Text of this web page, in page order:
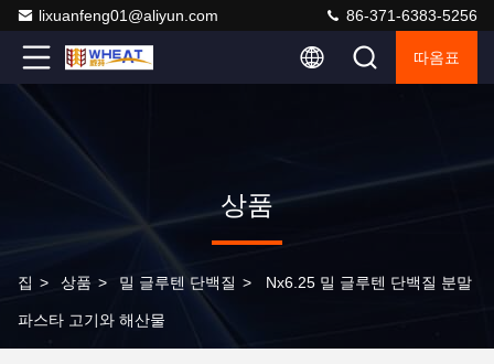
lixuanfeng01@aliyun.com 86-371-6383-5256
따옴표
상품
집 > 상품 > 밀 글루텐 단백질 > Nx6.25 밀 글루텐 단백질 분말
파스타 고기와 해산물